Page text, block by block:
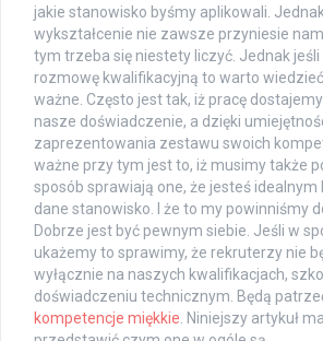
jakie stanowisko byśmy aplikowali.
wykształcenie nie zawsze przyniesie
tym trzeba się niestety liczyć. Jednak
rozmowę kwalifikacyjną to warto
ważne. Często jest tak, iż pracę
nasze doświadczenie, a dzięki
zaprezentowania zestawu swoich
ważne przy tym jest to, iż musimy także
sposób sprawiają one, że jesteś
dane stanowisko. I że to my powinniśmy
Dobrze jest być pewnym siebie. Jeśli w
ukażemy to sprawimy, że rekruterzy nie
wyłącznie na naszych kwalifikacjach,
doświadczeniu technicznym. Będą
kompetencje miękkie . Niniejszy artykuł